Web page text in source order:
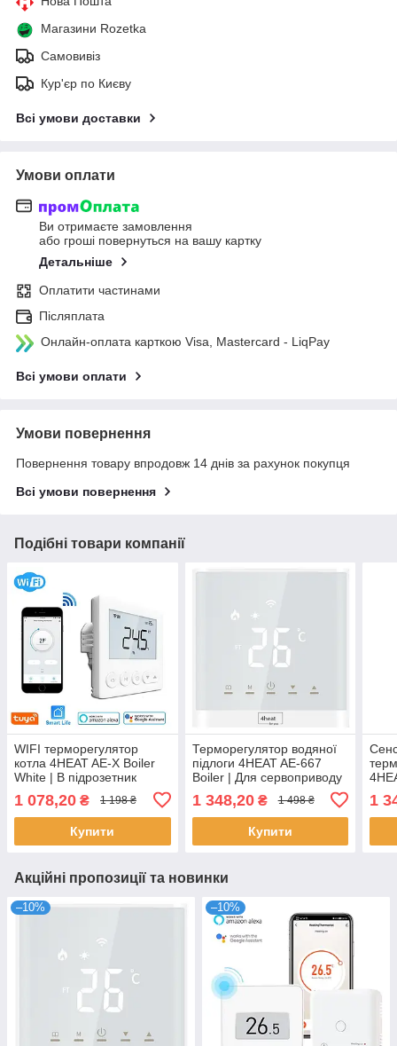
Магазини Rozetka
Самовивіз
Кур'єр по Києву
Всі умови доставки
Умови оплати
Ви отримаєте замовлення
або гроші повернуться на вашу картку
Детальніше
Оплатити частинами
Післяплата
Онлайн-оплата карткою Visa, Mastercard - LiqPay
Всі умови оплати
Умови повернення
Повернення товару впродовж 14 днів за рахунок покупця
Всі умови повернення
Подібні товари компанії
WIFI терморегулятор
котла 4HEAT AE-X Boiler
White | В підрозетник
1 078,20 ₴ 1 198 ₴
Купити
Терморегулятор водяної
підлоги 4HEAT AE-667
Boiler | Для сервоприводу
1 348,20₴ 1 498 ₴
Купити
1
Акційні пропозиції та новинки
–10% –10%